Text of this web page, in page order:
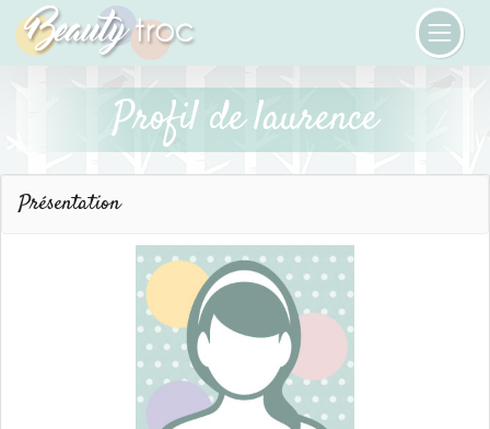
Profil de laurence
Présentation